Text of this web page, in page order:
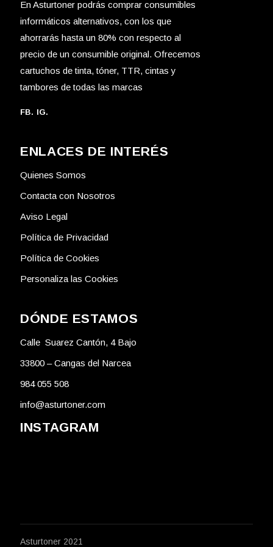
En Asturtoner podrás comprar consumibles
informáticos alternativos, con los que
ahorrarás hasta un 80% con respecto al
precio de un consumible original. Ofrecemos
cartuchos de tinta, tóner, TTR, cintas y
tambores de todas las marcas
FB. IG.
ENLACES DE INTERÉS
Quienes Somos
Contacta con Nosotros
Aviso Legal
Política de Privacidad
Política de Cookies
Personaliza las Cookies
DÓNDE ESTAMOS
Calle Suarez Cantón, 4 Bajo
33800 – Cangas del Narcea
984 055 508
info@asturtoner.com
INSTAGRAM
Asturtoner 2021